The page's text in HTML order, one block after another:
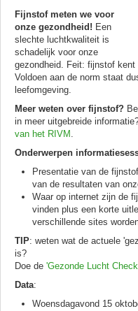
Fijnstof meten we voor
onze gezondheid! Een
slechte luchtkwaliteit is
schadelijk voor onze
gezondheid. Feit: fijnstof kent
Voldoen aan de norm staat
leefomgeving.
Meer weten over fijnstof?
in meer uitgebreide
van het RIVM
Onderwerpen
Presentatie van de
van de resultaten van
Waar op internet zijn de
vinden plus een korte
verschillende sites
TIP: weten wat de actuele
is?
Doe de 'Gezonde Lucht
Data:
Woensdagavond 15